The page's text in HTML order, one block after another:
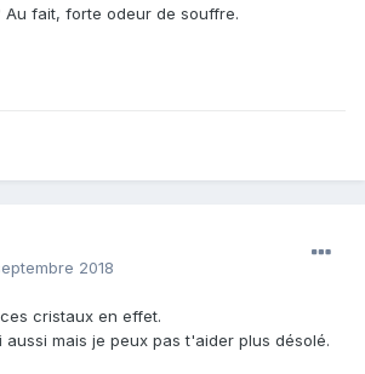
fait, forte odeur de souffre.
2018
cristaux en effet.
aussi mais je peux pas t'aider plus désolé.